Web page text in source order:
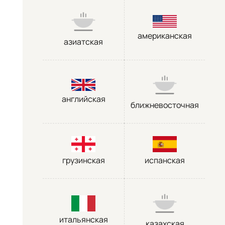
азиатская
американская
английская
ближневосточная
грузинская испанская
итальянская